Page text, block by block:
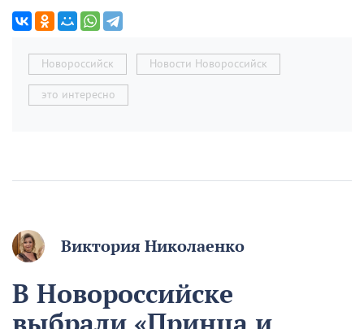
Новороссийск Новости Новороссийск
это интересно
Виктория Николаенко
В Новороссийске